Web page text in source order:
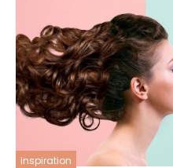
inspiration